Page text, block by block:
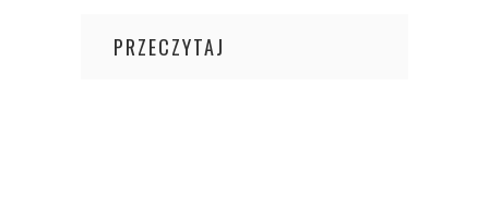
PRZECZYTAJ